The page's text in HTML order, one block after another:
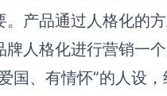
产品通过人格化的
牌人格化进行营销一
国、有情怀”的人设